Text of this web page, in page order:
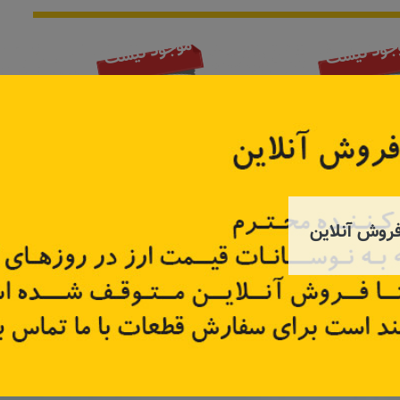
نیست موجود نیست
ایربگ فرمان اصلی
کد قطعه: N1010010079
اطلاعات بیشتر
ایربگ
کد
آنلاین